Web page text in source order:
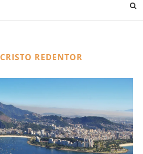
CRISTO REDENTOR